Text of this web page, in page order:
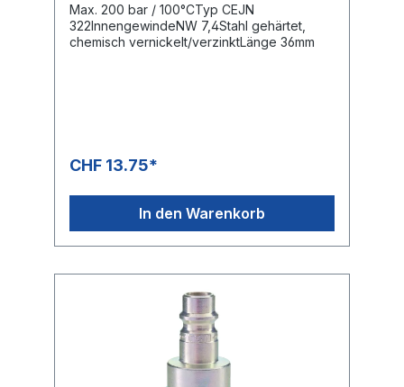
Max. 200 bar / 100°CTyp CEJN
322InnengewindeNW 7,4Stahl gehärtet,
chemisch vernickelt/verzinktLänge 36mm
CHF 13.75*
In den Warenkorb